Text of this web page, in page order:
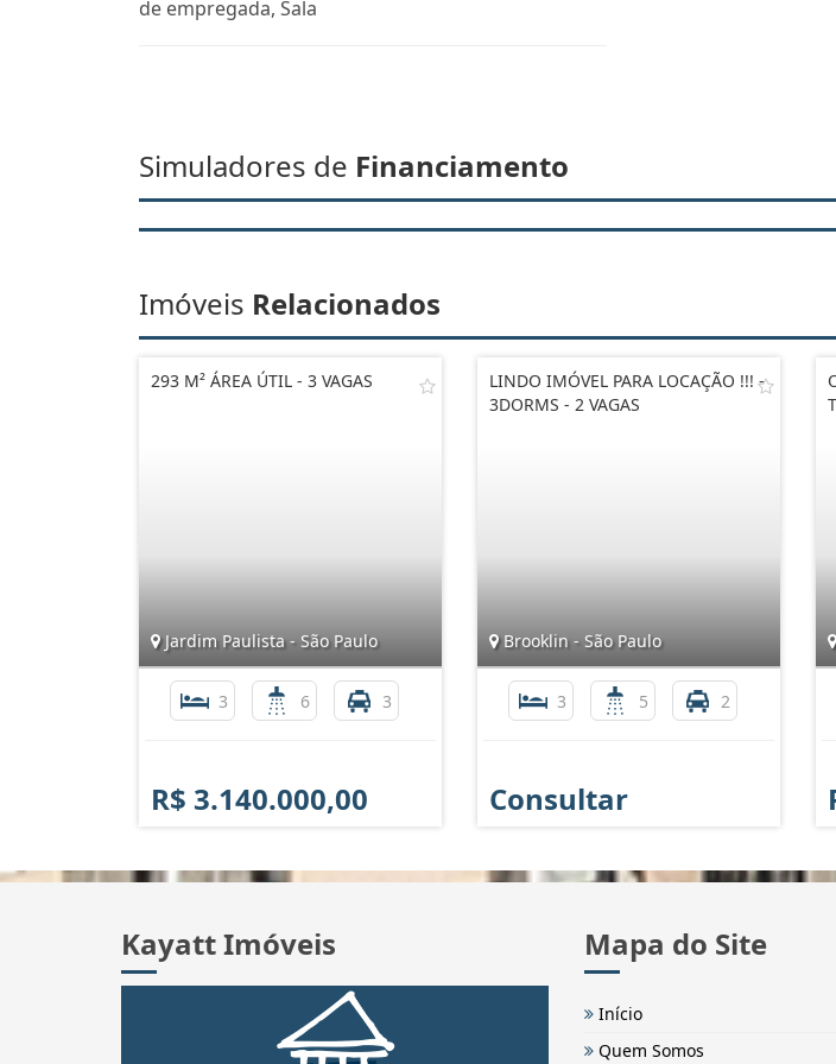
de empregada, Sala
Simuladores de Financiamento
Imóveis Relacionados
293 M² ÁREA ÚTIL - 3 VAGAS
Jardim Paulista - São Paulo
3 6 3
R$ 3.140.000,00
LINDO IMÓVEL PARA LOCAÇÃO !!! -
3DORMS - 2 VAGAS
Brooklin - São Paulo
3 5 2
Consultar
Kayatt Imóveis Mapa do Site
Início
Quem Somos